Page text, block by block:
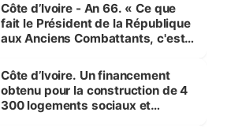
Côte d’Ivoire - An 66. « Ce que
fait le Président de la République
aux Anciens Combattants, c'est
Côte d’Ivoire. Un financement
obtenu pour la construction de 4
300 logements sociaux et